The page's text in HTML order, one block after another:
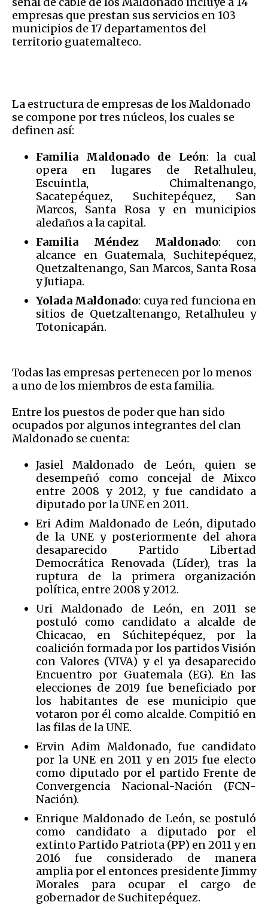
empresas que prestan sus servicios en 103
municipios de 17 departamentos del
territorio guatemalteco.
La estructura de empresas de los Maldonado
se compone por tres núcleos, los cuales se
definen así:
Familia Maldonado de León: la cual
opera en lugares de Retalhuleu,
Escuintla, Chimaltenango,
Sacatepéquez, Suchitepéquez, San
Marcos, Santa Rosa y en municipios
aledaños a la capital.
Familia Méndez Maldonado: con
alcance en Guatemala, Suchitepéquez,
Quetzaltenango, San Marcos, Santa Rosa
y Jutiapa.
Yolada Maldonado: cuya red funciona en
sitios de Quetzaltenango, Retalhuleu y
Totonicapán.
Todas las empresas pertenecen por lo menos
a uno de los miembros de esta familia.
Entre los puestos de poder que han sido
ocupados por algunos integrantes del clan
Maldonado se cuenta:
Jasiel Maldonado de León, quien se
desempeñó como concejal de Mixco
entre 2008 y 2012, y fue candidato a
diputado por la UNE en 2011.
Eri Adim Maldonado de León, diputado
de la UNE y posteriormente del ahora
desaparecido Partido Libertad
Democrática Renovada (Líder), tras la
ruptura de la primera organización
política, entre 2008 y 2012.
Uri Maldonado de León, en 2011 se
postuló como candidato a alcalde de
Chicacao, en Súchitepéquez, por la
coalición formada por los partidos Visión
con Valores (VIVA) y el ya desaparecido
Encuentro por Guatemala (EG). En las
elecciones de 2019 fue beneficiado por
los habitantes de ese municipio que
votaron por él como alcalde. Compitió en
las filas de la UNE.
Ervin Adim Maldonado, fue candidato
por la UNE en 2011 y en 2015 fue electo
como diputado por el partido Frente de
Convergencia Nacional-Nación (FCN-
Nación).
Enrique Maldonado de León, se postuló
como candidato a diputado por el
extinto Partido Patriota (PP) en 2011 y en
2016 fue considerado de manera
amplia por el entonces presidente Jimmy
Morales para ocupar el cargo de
gobernador de Suchitepéquez.